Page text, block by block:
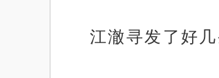
江澈寻发了好几